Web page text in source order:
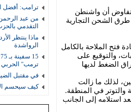
ترامب: أفضل
من عبد
التقدمي
ماذا ينتظر
الرواشدة
ترمب" الحربي
في مقتبل
كيف سيحسم
أن واشنطن
الشحن التجارية
فتح الملاحة بالكامل
والتوقيع على
الضغط لديها
لذلك ما زالت
والتوتر في المنطقة.
استلامه إلى الجانب